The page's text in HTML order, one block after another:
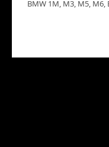
BMW 1M, M3, M5, M6,